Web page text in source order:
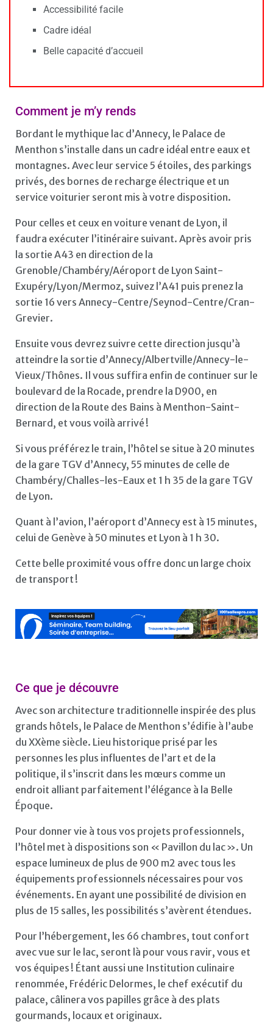
Accessibilité facile
Cadre idéal
Belle capacité d’accueil
Comment je m’y rends
Bordant le mythique lac d’Annecy, le Palace de
Menthon s’installe dans un cadre idéal entre eaux et
montagnes. Avec leur service 5 étoiles, des parkings
privés, des bornes de recharge électrique et un
service voiturier seront mis à votre disposition.
Pour celles et ceux en voiture venant de Lyon, il
faudra exécuter l’itinéraire suivant. Après avoir pris
la sortie A43 en direction de la
Grenoble/Chambéry/Aéroport de Lyon Saint-
Exupéry/Lyon/Mermoz, suivez l’A41 puis prenez la
sortie 16 vers Annecy-Centre/Seynod-Centre/Cran-
Grevier.
Ensuite vous devrez suivre cette direction jusqu’à
atteindre la sortie d’Annecy/Albertville/Annecy-le-
Vieux/Thônes. Il vous suffira enfin de continuer sur le
boulevard de la Rocade, prendre la D900, en
direction de la Route des Bains à Menthon-Saint-
Bernard, et vous voilà arrivé !
Si vous préférez le train, l’hôtel se situe à 20 minutes
de la gare TGV d’Annecy, 55 minutes de celle de
Chambéry/Challes-les-Eaux et 1 h 35 de la gare TGV
de Lyon.
Quant à l’avion, l’aéroport d’Annecy est à 15 minutes,
celui de Genève à 50 minutes et Lyon à 1 h 30.
Cette belle proximité vous offre donc un large choix
de transport !
Ce que je découvre
Avec son architecture traditionnelle inspirée des plus
grands hôtels, le Palace de Menthon s’édifie à l’aube
du XXème siècle. Lieu historique prisé par les
personnes les plus influentes de l’art et de la
politique, il s’inscrit dans les mœurs comme un
endroit alliant parfaitement l’élégance à la Belle
Époque.
Pour donner vie à tous vos projets professionnels,
l’hôtel met à dispositions son « Pavillon du lac ». Un
espace lumineux de plus de 900 m2 avec tous les
équipements professionnels nécessaires pour vos
événements. En ayant une possibilité de division en
plus de 15 salles, les possibilités s’avèrent étendues.
Pour l’hébergement, les 66 chambres, tout confort
avec vue sur le lac, seront là pour vous ravir, vous et
vos équipes ! Étant aussi une Institution culinaire
renommée, Frédéric Delormes, le chef exécutif du
palace, câlinera vos papilles grâce à des plats
gourmands, locaux et originaux.